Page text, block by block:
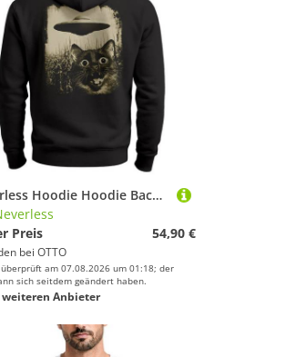
Neverless Hoodie Hoodie Backprint Herren UFO Katze Alien Rückenaufdruck Motiv
Preis
54,90 €
bei OTTO
am 07.08.2026 um 01:18; der
sich seitdem geändert haben.
weiteren Anbieter